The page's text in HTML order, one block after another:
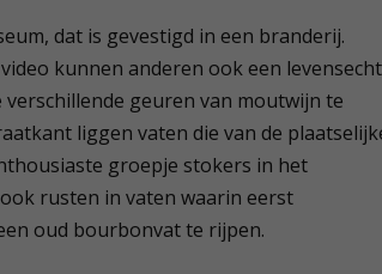
dat is gevestigd in een branderij.
kunnen anderen ook een levensecht
geuren van moutwijn te
liggen vaten die van de
groepje stokers in het
rusten in vaten waarin eerst
oud bourbonvat te rijpen.